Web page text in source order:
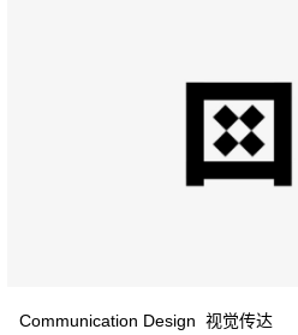
Communication Design 视觉传达